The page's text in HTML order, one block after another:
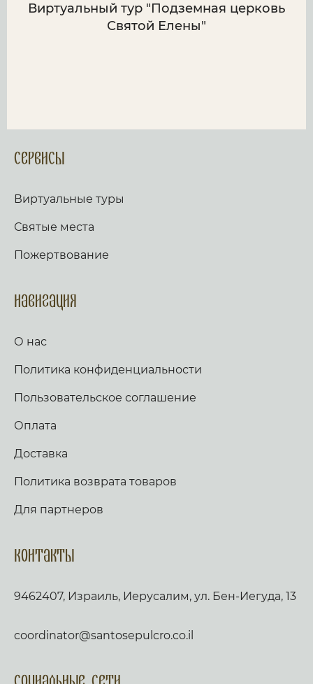
Виртуальный тур "Подземная церковь
Святой Елены"
Сервисы
Виртуальные туры
Святые места
Пожертвование
Навигация
О нас
Политика конфиденциальности
Пользовательское соглашение
Оплата
Доставка
Политика возврата товаров
Для партнеров
Контакты
9462407, Израиль, Иерусалим, ул. Бен-Иегуда, 13
coordinator@santosepulcro.co.il